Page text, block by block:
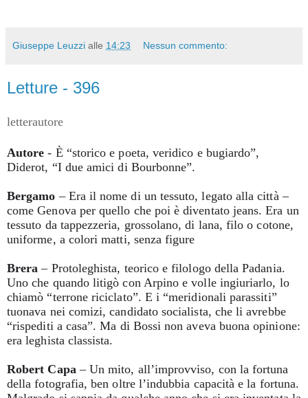
Giuseppe Leuzzi alle 14:23 Nessun commento:
Letture - 396
letterautore
Autore - È “storico e poeta, veridico e bugiardo”,
Diderot, “I due amici di Bourbonne”.
Bergamo– Era il nome di un tessuto, legato alla città –
come Genova per quello che poi è diventato jeans. Era un
tessuto da tappezzeria, grossolano, di lana, filo o cotone,
uniforme, a colori matti, senza figure
Brera – Protoleghista, teorico e filologo della Padania.
Uno che quando litigò con Arpino e volle ingiuriarlo, lo
chiamò “terrone riciclato”. E i “meridionali parassiti”
tuonava nei comizi, candidato socialista, che li avrebbe
“rispediti a casa”. Ma di Bossi non aveva buona opinione:
era leghista classista.
Robert Capa– Un mito, all’improvviso, con la fortuna
della fotografia, ben oltre l’indubbia capacità e la fortuna.